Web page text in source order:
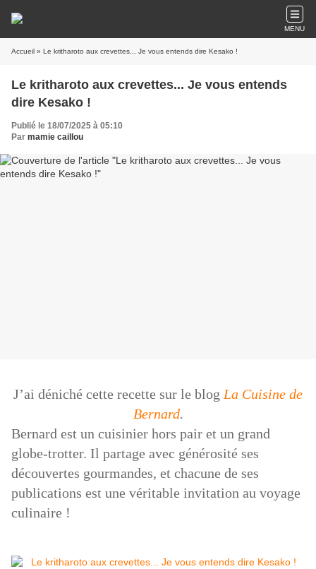
MENU
Accueil » Le kritharoto aux crevettes... Je vous entends dire Kesako !
Le kritharoto aux crevettes... Je vous entends
dire Kesako !
Publié le 18/07/2025 à 05:10
Par mamie caillou
J’ai déniché cette recette sur le blog La Cuisine de
Bernard.
Bernard est un cuisinier hors pair et un grand
globe-trotter. Il partage avec générosité ses
découvertes gourmandes, et chacune de ses
publications est une véritable invitation au voyage
culinaire !